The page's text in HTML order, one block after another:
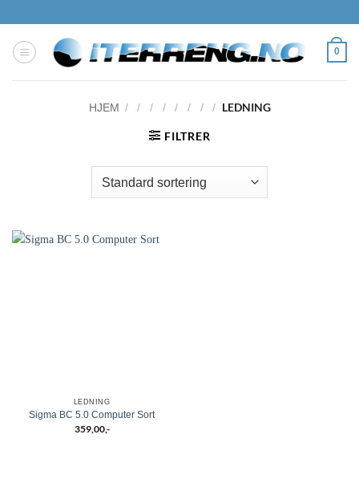
to
content
0
HJEM / / / / / / / / LEDNING
FILTRER
LEDNING
Sigma BC 5.0 Computer Sort
359,00,-